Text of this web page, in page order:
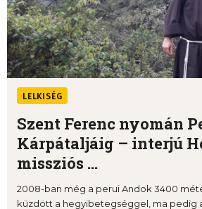
LELKISÉG
Szent Ferenc nyomán
Kárpátaljáig – interjú
missziós ...
2008-ban még a perui Andok 3400
küzdött a hegyibetegséggel, ma pedig